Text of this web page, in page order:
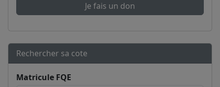
Je fais un don
Rechercher sa cote
Matricule FQE